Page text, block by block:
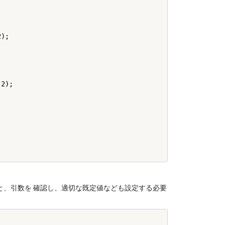
引数を 確認し、適切な既定値なども設定する必要